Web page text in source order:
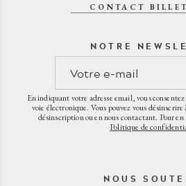
CONTACT
NOTRE
En indiquant votre adresse email, vous
voie électronique. Vous pouvez vous
désinscription ou en nous contactant. Pour
Politique de
NOUS